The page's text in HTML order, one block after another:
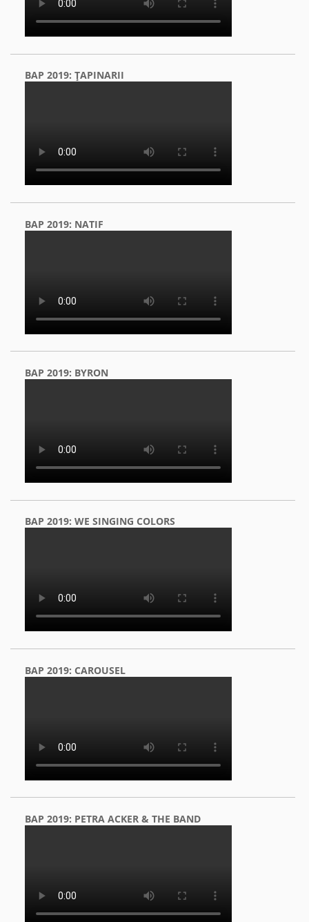
BAP 2019: ŢAPINARII
BAP 2019: NATIF
BAP 2019: BYRON
BAP 2019: WE SINGING COLORS
BAP 2019: CAROUSEL
BAP 2019: PETRA ACKER & THE BAND